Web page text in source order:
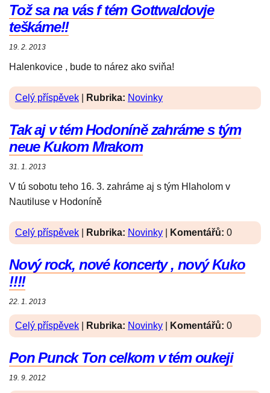
Tož sa na vás f tém Gottwaldovje
teškáme!!
19. 2. 2013
Halenkovice , bude to nárez ako sviňa!
Celý příspěvek Rubrika: Novinky
Tak aj v tém Hodoníně zahráme s tým
neue Kukom Mrakom
31. 1. 2013
V tú sobotu teho 16. 3. zahráme aj s tým Hlaholom v
Nautiluse v Hodoníně
Celý příspěvek Rubrika: Novinky Komentářů: 0
Nový rock, nové koncerty , nový Kuko
!!!!
22. 1. 2013
Celý příspěvek Rubrika: Novinky Komentářů: 0
Pon Punck Ton celkom v tém oukeji
19. 9. 2012